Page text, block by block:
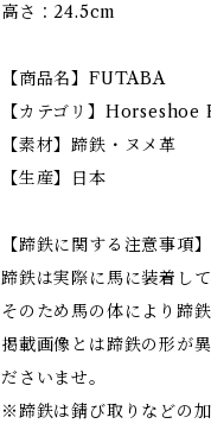
高さ：24.5cm
【商品名】FUTABA
【カテゴリ】
【素材】蹄鉄・ヌメ革
【生産】日本
【蹄鉄に関する注意事項】
蹄鉄は実際に馬に装着し
そのため馬の体により蹄
掲載画像とは蹄鉄の形が
ださいませ。
※蹄鉄は錆び取りなどの